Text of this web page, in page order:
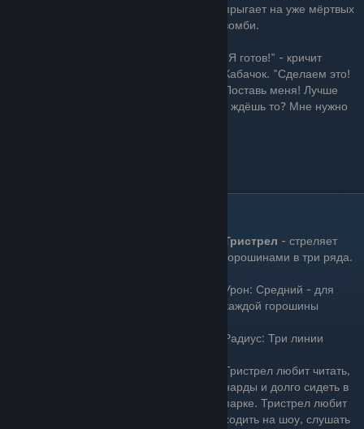
прыгает на уже мёртвых
зомби.
"Я готов!" - кричит
Кабачок. "Сделаем это!
Поставь меня! Лучше
меня нет никого! Я нужен тебе! Ну же! Что ждёшь то? Мне нужно
Тристрел - стреляет
горошинами в три ряда.
Урон: Средний - для
каждой горошины
Радиус: Три линии
Тристрел любит читать,
нарды и долго сидеть в
парке. Тристрел любит
ходить на шоу, слушать